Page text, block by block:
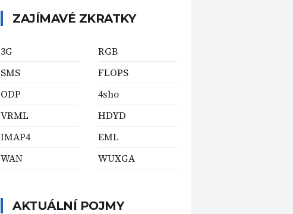
ZAJÍMAVÉ ZKRATKY
3G
SMS
ODP
VRML
IMAP4
WAN
RGB
FLOPS
4sho
HDYD
EML
WUXGA
AKTUÁLNÍ POJMY